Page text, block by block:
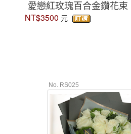
愛戀紅玫瑰百合金鑽花束
NT$3500 元
No. RS025